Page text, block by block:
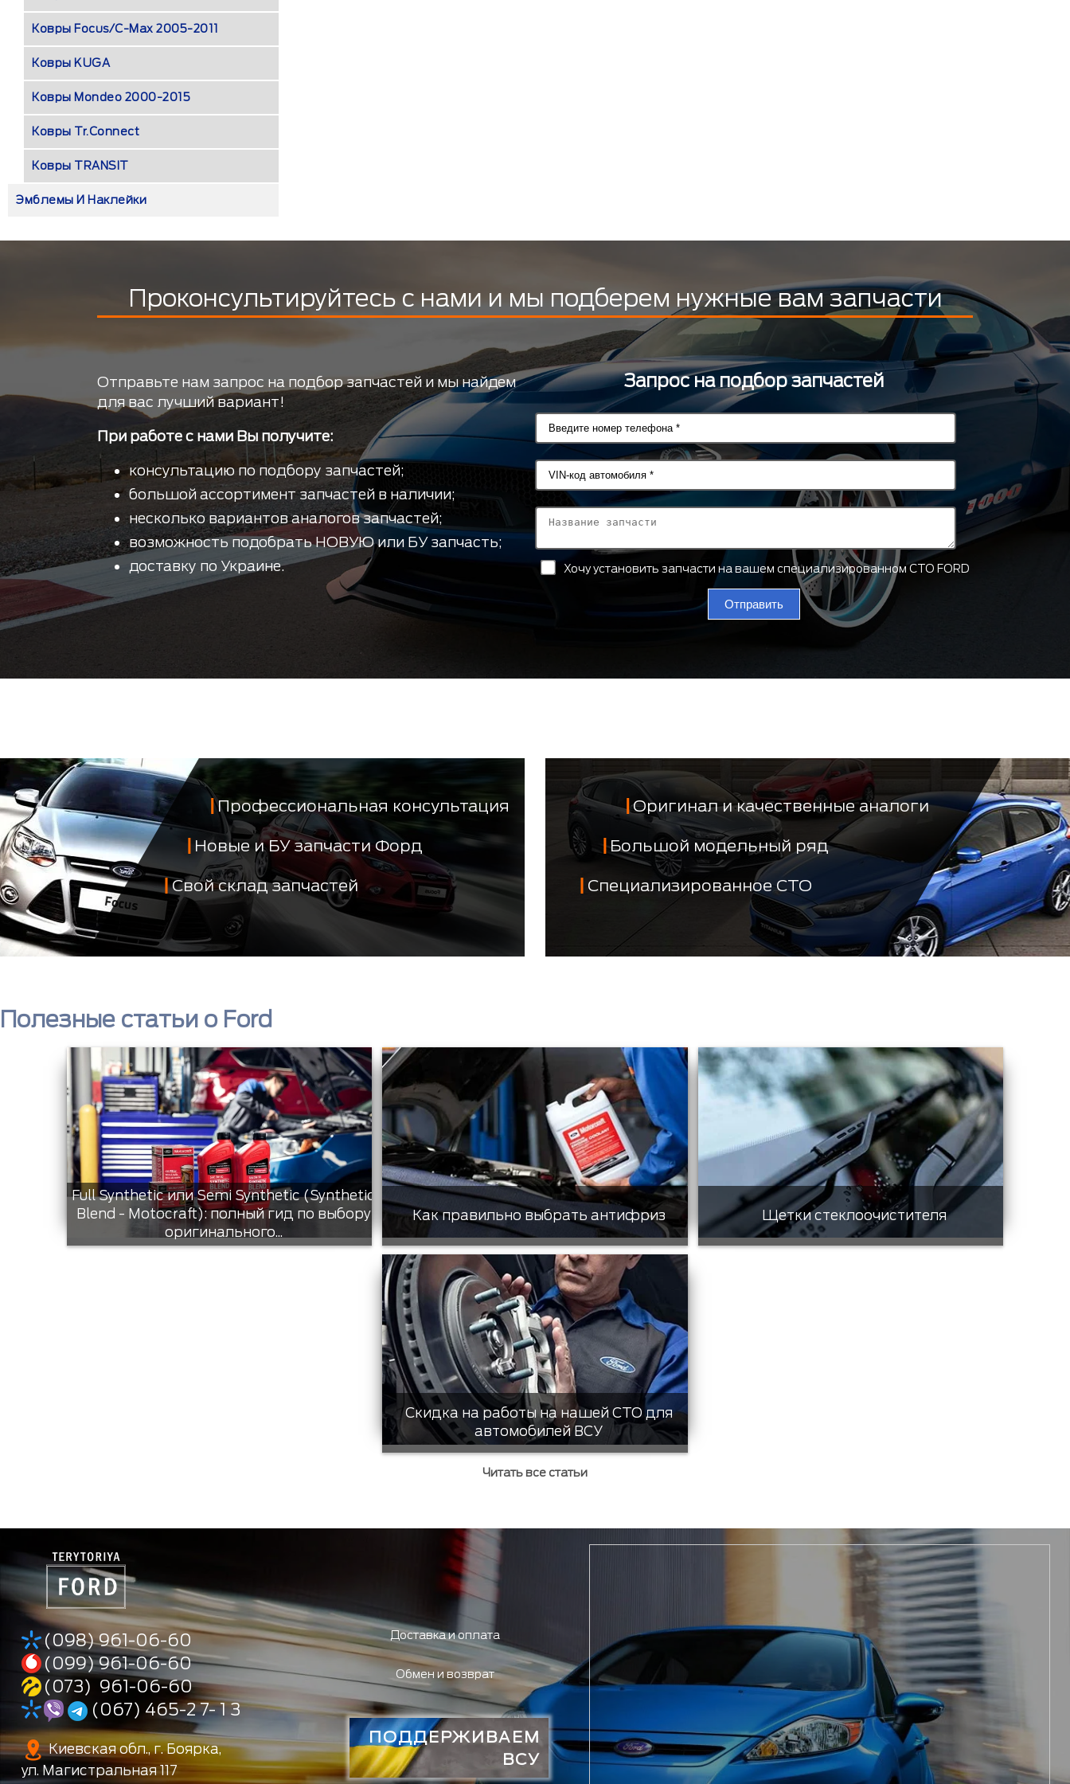
Ковры Focus/C-Max 2005-2011
Ковры KUGA
Ковры Mondeo 2000-2015
Ковры Tr.Connect
Ковры TRANSIT
Эмблемы И Наклейки
Проконсультируйтесь с нами и мы подберем нужные вам запчасти
Отправьте нам запрос на подбор запчастей и мы найдем
для вас лучший вариант!
При работе с нами Вы получите:
консультацию по подбору запчастей;
большой ассортимент запчастей в наличии;
несколько вариантов аналогов запчастей;
возможность подобрать НОВУЮ или БУ запчасть;
доставку по Украине.
Запрос на подбор запчастей
Хочу установить запчасти на вашем специализированном СТО FORD
Отправить
Профессиональная консультация
Новые и БУ запчасти Форд
Свой склад запчастей
Оригинал и качественные аналоги
Большой модельный ряд
Специализированное СТО
Полезные статьи о Ford
Full Synthetic или Semi Synthetic (Synthetic
Blend - Motocraft): полный гид по выбору
оригинального...
Как правильно выбрать антифриз Щетки стеклоочистителя
Скидка на работы на нашей СТО для
автомобилей ВСУ
Читать все статьи
(098) 961-06-60
(099) 961-06-60
(073) 961-06-60
(067) 465-2 7- 1 3
Киевская обл., г. Боярка,
ул. Магистральная 117
Доставка и оплата
Обмен и возврат
ПОДДЕРЖИВАЕМ
ВСУ